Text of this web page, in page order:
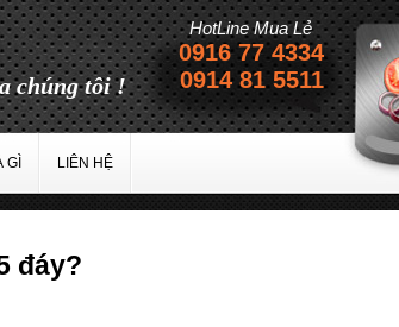
HotLine Mua Lẻ
0916 77 4334
0914 81 5511
Sự hài
GÌ LIÊN HỆ
đáy?